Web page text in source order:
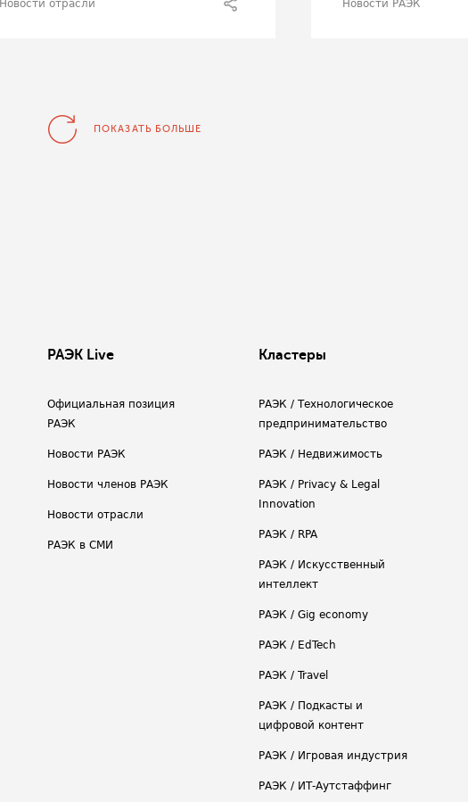
Новости отрасли Новости РАЭК
ПОКАЗАТЬ БОЛЬШЕ
РАЭК Live
Официальная позиция
РАЭК
Новости РАЭК
Новости членов РАЭК
Новости отрасли
РАЭК в СМИ
Кластеры
РАЭК / Технологическое
предпринимательство
РАЭК / Недвижимость
РАЭК / Privacy & Legal
Innovation
РАЭК / RPA
РАЭК / Искусственный
интеллект
РАЭК / Gig economy
РАЭК / EdTech
РАЭК / Travel
РАЭК / Подкасты и
цифровой контент
РАЭК / Игровая индустрия
РАЭК / ИТ-Аутстаффинг